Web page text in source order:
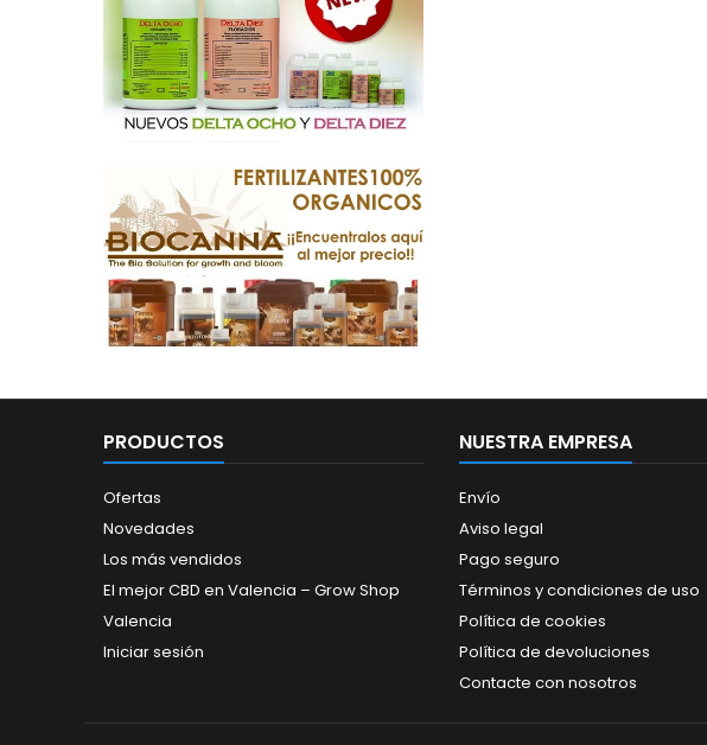
PRODUCTOS
Ofertas
Novedades
Los más vendidos
El mejor CBD en Valencia – Grow Shop
Valencia
Iniciar sesión
NUESTRA EMPRESA
Envío
Aviso legal
Pago seguro
Términos y condiciones de uso
Política de cookies
Política de devoluciones
Contacte con nosotros